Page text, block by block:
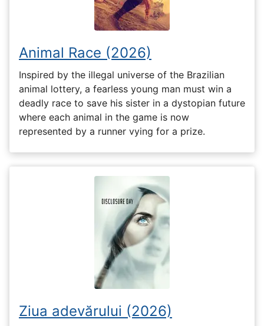
Animal Race (2026)
Inspired by the illegal universe of the Brazilian
animal lottery, a fearless young man must win a
deadly race to save his sister in a dystopian future
where each animal in the game is now
represented by a runner vying for a prize.
Ziua adevărului (2026)